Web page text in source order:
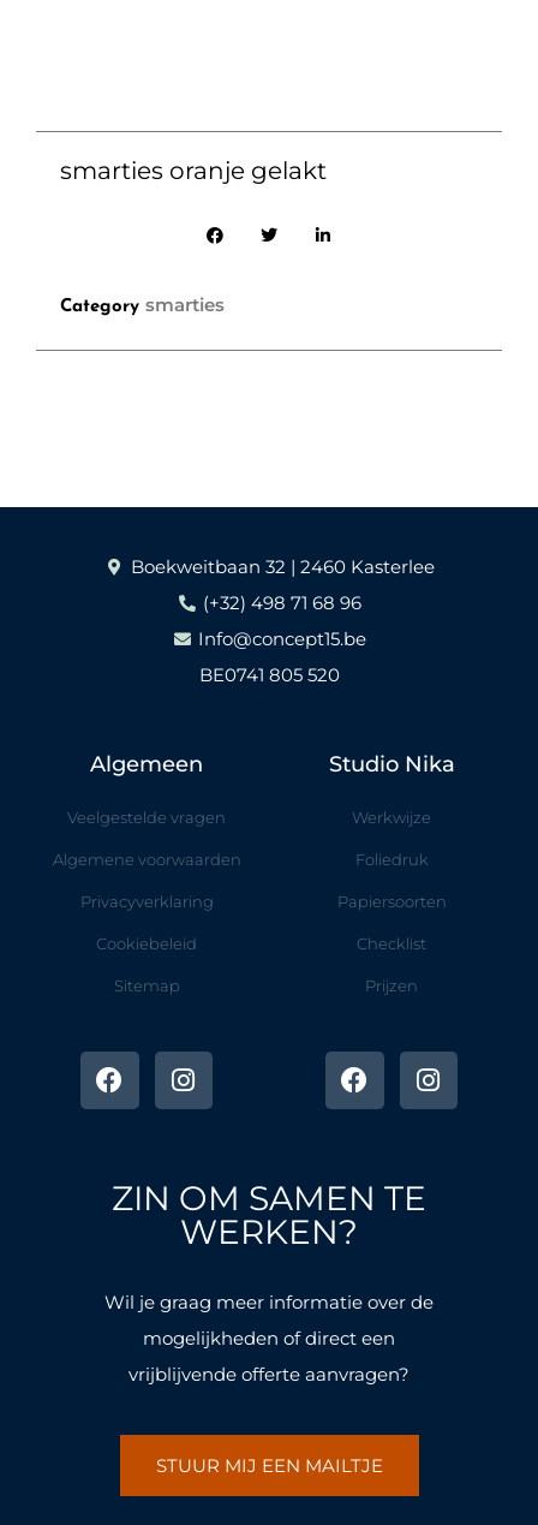
smarties oranje gelakt
Category smarties
Boekweitbaan 32 | 2460 Kasterlee
(+32) 498 71 68 96
Info@concept15.be
BE0741 805 520
Algemeen
Veelgestelde vragen
Algemene voorwaarden
Privacyverklaring
Cookiebeleid
Sitemap
a
c
e
o
n
s
t
r
a
m
Studio Nika
Werkwijze
Foliedruk
Papiersoorten
Checklist
Prijzen
a
c
e
o
k
n
s
t
ZIN OM SAMEN TE
WERKEN?
Wil je graag meer informatie over de
mogelijkheden of direct een
vrijblijvende offerte aanvragen?
STUUR MIJ EEN MAILTJE